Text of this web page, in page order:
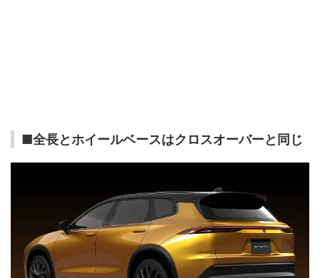
■全長とホイールベースはクロスオーバーと同じ